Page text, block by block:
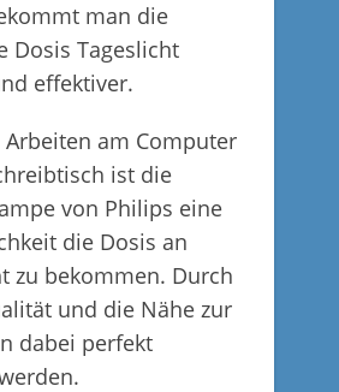
man die
Dosis Tageslicht
effektiver.
Arbeiten am Computer
ist die
von Philips eine
die Dosis an
zu bekommen. Durch
und die Nähe zur
dabei perfekt